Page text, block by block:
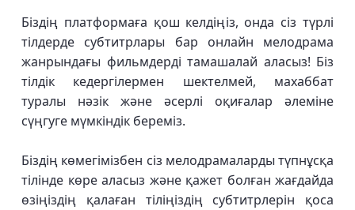
Біздің платформаға қош келдіңіз, онда сіз түрлі
тілдерде субтитрлары бар онлайн мелодрама
жанрындағы фильмдерді тамашалай аласыз! Біз
тілдік кедергілермен шектелмей, махаббат
туралы нәзік және әсерлі оқиғалар әлеміне
сүңгуге мүмкіндік береміз.
Біздің көмегімізбен сіз мелодрамаларды түпнұсқа
тілінде көре аласыз және қажет болған жағдайда
өзіңіздің қалаған тіліңіздің субтитрлерін қоса